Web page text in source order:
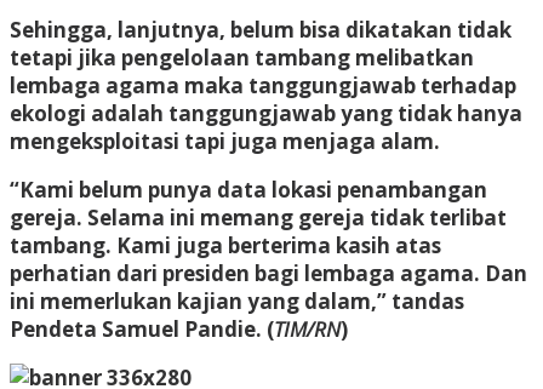
Sehingga, lanjutnya, belum bisa dikatakan tidak
tetapi jika pengelolaan tambang melibatkan
lembaga agama maka tanggungjawab terhadap
ekologi adalah tanggungjawab yang tidak hanya
mengeksploitasi tapi juga menjaga alam.
“Kami belum punya data lokasi penambangan
gereja. Selama ini memang gereja tidak terlibat
tambang. Kami juga berterima kasih atas
perhatian dari presiden bagi lembaga agama. Dan
ini memerlukan kajian yang dalam,” tandas
Pendeta Samuel Pandie. (TIM/RN)